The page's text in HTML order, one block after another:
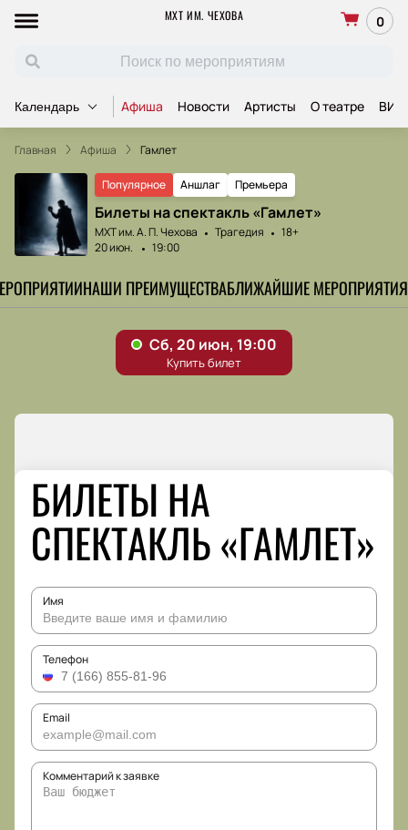
МХТ ИМ. ЧЕХОВА 0
Календарь Афиша Новости Артисты О театре ВИП
Главная Афиша Гамлет
Популярное Аншлаг Премьера
Билеты на спектакль «Гамлет»
МХТ им. А. П. Чехова Трагедия
18+
20 июн.
19:00
НАШИ ПРЕИМУЩЕСТВАБЛИЖАЙШИЕ МЕРОПРИЯТИЯ
БИЛЕТЫ НА
СПЕКТАКЛЬ «ГАМЛЕТ»
Имя
Телефон
Email
Комментарий к заявке